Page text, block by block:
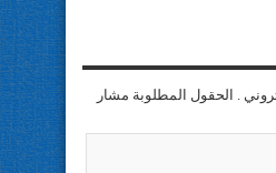
. الحقول المطلوبة مشار